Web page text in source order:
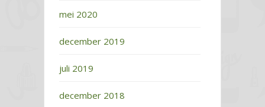
mei 2020
december 2019
juli 2019
december 2018